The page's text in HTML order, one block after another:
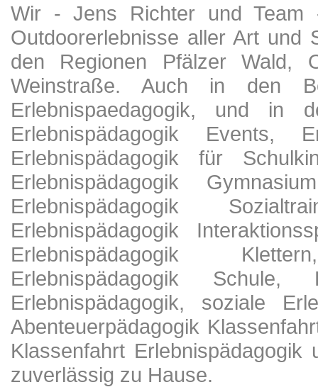
Wir - Jens Richter und
Outdoorerlebnisse aller Art und
den Regionen Pfälzer Wald,
Weinstraße. Auch in den
Erlebnispaedagogik, und in
Erlebnispädagogik Events,
Erlebnispädagogik für
Erlebnispädagogik
Erlebnispädagogik
Erlebnispädagogik
Erlebnispädagogik
Erlebnispädagogik Schule,
Erlebnispädagogik, soziale
Abenteuerpädagogik
Klassenfahrt
zuverlässig zu Hause.